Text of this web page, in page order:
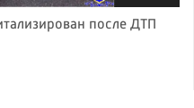
после ДТП